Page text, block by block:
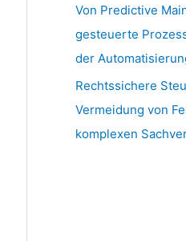
Von Predictive
gesteuerte
der
Rechtssichere
Vermeidung von
komplexen